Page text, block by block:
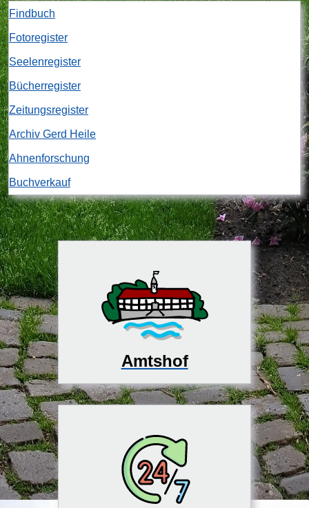
Findbuch
Fotoregister
Seelenregister
Bücherregister
Zeitungsregister
Archiv Gerd Heile
Ahnenforschung
Buchverkauf
Amtshof